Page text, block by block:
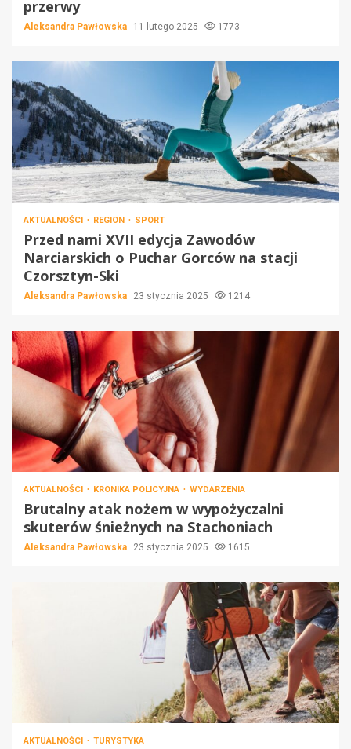
przerwy
Aleksandra Pawłowska 11 lutego 2025 1773
AKTUALNOŚCI REGION SPORT
Przed nami XVII edycja Zawodów
Narciarskich o Puchar Gorców na stacji
Czorsztyn-Ski
Aleksandra Pawłowska 23 stycznia 2025 1214
AKTUALNOŚCI KRONIKA POLICYJNA WYDARZENIA
Brutalny atak nożem w wypożyczalni
skuterów śnieżnych na Stachoniach
Aleksandra Pawłowska 23 stycznia 2025 1615
AKTUALNOŚCI TURYSTYKA